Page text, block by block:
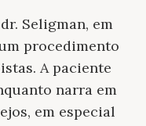
Seligman, em
procedimento
A paciente
narra em
em especial